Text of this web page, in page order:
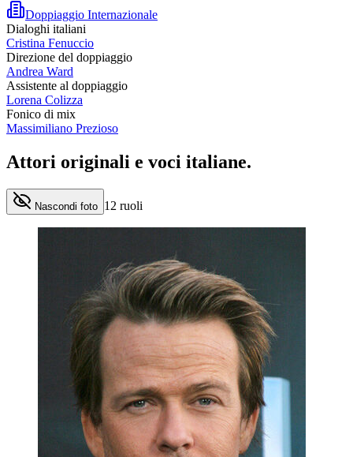
Doppiaggio Internazionale
Dialoghi italiani
Cristina Fenuccio
Direzione del doppiaggio
Andrea Ward
Assistente al doppiaggio
Lorena Colizza
Fonico di mix
Massimiliano Prezioso
Attori originali e voci italiane.
Nascondi foto 12 ruoli